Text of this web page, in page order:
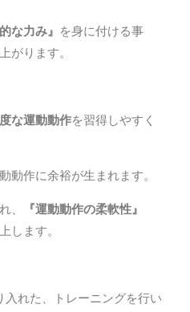
な力み』 を身に付ける事
がります。
な運動動作を習得しやすく
動作に余裕が生まれます。
、
『運動動作の柔軟性』
します。
れた、トレーニングを行い